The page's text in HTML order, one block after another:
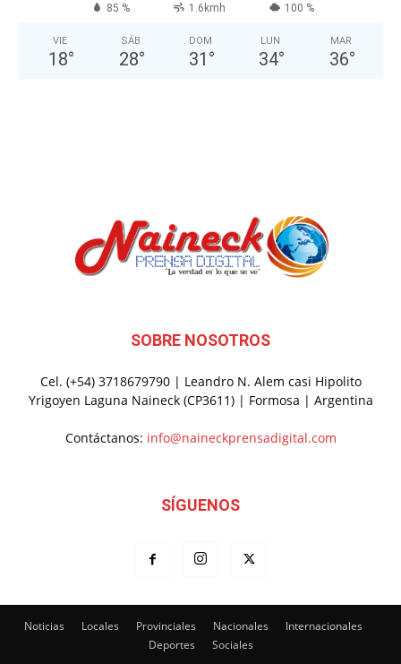
85 % 1.6kmh 100 %
VIE
18°
SÁB
28°
DOM
31 °
LUN
34°
MAR
36°
SOBRE NOSOTROS
Cel. (+54) 3718679790 | Leandro N. Alem casi Hipolito
Yrigoyen Laguna Naineck (CP3611) | Formosa | Argentina
Contáctanos: info@naineckprensadigital.com
SÍGUENOS
Noticias Locales Provinciales Nacionales
Internacionales
Deportes
Sociales